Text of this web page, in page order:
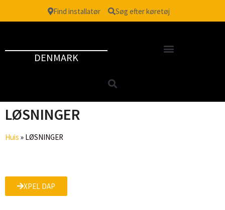
Find installatør Søg efter køretøj
DENMARK
LØSNINGER
Huis » LØSNINGER
XPEL DAP